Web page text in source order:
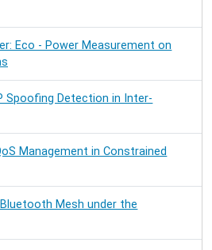
Eco - Power Measurement on
Spoofing Detection in Inter-
Management in Constrained
Mesh under the